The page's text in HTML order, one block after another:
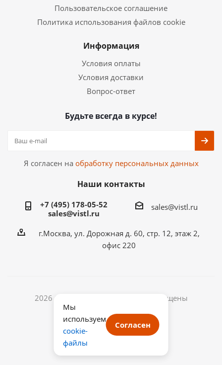
Пользовательское соглашение
Политика использования файлов cookie
Информация
Условия оплаты
Условия доставки
Вопрос-ответ
Будьте всегда в курсе!
Я согласен на обработку персональных данных
Наши контакты
+7 (495) 178-05-52
sales@vistl.ru
sales@vistl.ru
г.Москва, ул. Дорожная д. 60, стр. 12, этаж 2,
офис 220
2026 © ООО ВИСТЛ. Все права защищены
ОГРН: 1187746067541
Мы
используем
cookie-
файлы
Согласен